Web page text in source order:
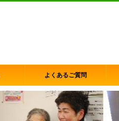
よくあるご質問